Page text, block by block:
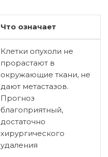
Что означает
Клетки опухоли не
прорастают в
окружающие ткани, не
дают метастазов.
Прогноз
благоприятный,
достаточно
хирургического
удаления